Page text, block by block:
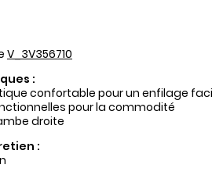
V_3V356710
:
confortable pour un enfilage
pour la commodité
droite
: